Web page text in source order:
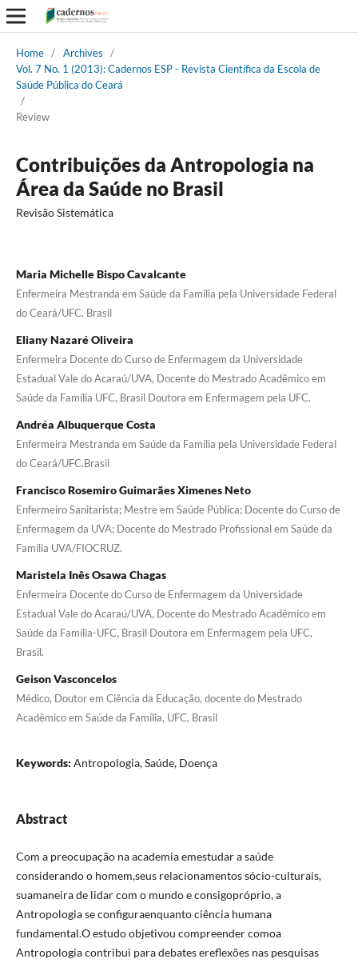
Home / Archives
/
Vol. 7 No. 1 (2013): Cadernos ESP - Revista Cientí­fica da Escola de
Saúde Pública do Ceará
/
Review
Contribuições da Antropologia na
Área da Saúde no Brasil
Revisão Sistemática
Maria Michelle Bispo Cavalcante
Enfermeira Mestranda em Saúde da Família pela Universidade Federal
do Ceará/UFC. Brasil
Eliany Nazaré Oliveira
Enfermeira Docente do Curso de Enfermagem da Universidade
Estadual Vale do Acaraú/UVA, Docente do Mestrado Acadêmico em
Saúde da Família UFC, Brasil Doutora em Enfermagem pela UFC.
Andréa Albuquerque Costa
Enfermeira Mestranda em Saúde da Família pela Universidade Federal
do Ceará/UFC.Brasil
Francisco Rosemiro Guimarães Ximenes Neto
Enfermeiro Sanitarista; Mestre em Saúde Pública; Docente do Curso de
Enfermagem da UVA; Docente do Mestrado Profissional em Saúde da
Família UVA/FIOCRUZ.
Maristela Inês Osawa Chagas
Enfermeira Docente do Curso de Enfermagem da Universidade
Estadual Vale do Acaraú/UVA, Docente do Mestrado Acadêmico em
Saúde da Família-UFC, Brasil Doutora em Enfermagem pela UFC,
Brasil.
Geison Vasconcelos
Médico, Doutor em Ciência da Educação, docente do Mestrado
Acadêmico em Saúde da Família, UFC, Brasil
Keywords: Antropologia, Saúde, Doença
Abstract
Com a preocupação na academia emestudar a saúde
considerando o homem,seus relacionamentos sócio-culturais,
suamaneira de lidar com o mundo e consigopróprio, a
Antropologia se configuraenquanto ciência humana
fundamental.O estudo objetivou compreender comoa
Antropologia contribui para debates ereflexões nas pesquisas